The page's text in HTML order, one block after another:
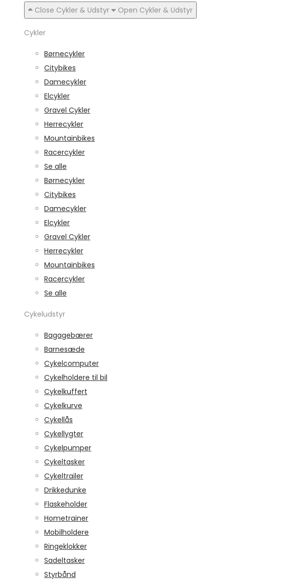
Close Cykler & Udstyr
Open Cykler & Udstyr
Cykler
Børnecykler
Citybikes
Damecykler
Elcykler
Gravel Cykler
Herrecykler
Mountainbikes
Racercykler
Se alle
Børnecykler
Citybikes
Damecykler
Elcykler
Gravel Cykler
Herrecykler
Mountainbikes
Racercykler
Se alle
Cykeludstyr
Bagagebærer
Barnesæde
Cykelcomputer
Cykelholdere til bil
Cykelkuffert
Cykelkurve
Cykellås
Cykellygter
Cykelpumper
Cykeltasker
Cykeltrailer
Drikkedunke
Flaskeholder
Hometrainer
Mobilholdere
Ringeklokker
Sadeltasker
Styrbånd